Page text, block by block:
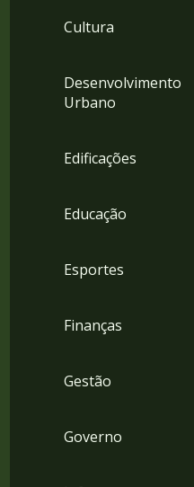
Cultura
Desenvolvimento
Urbano
Edificações
Educação
Esportes
Finanças
Gestão
Governo